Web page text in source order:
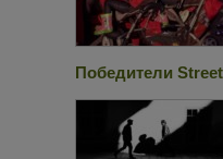
Победители